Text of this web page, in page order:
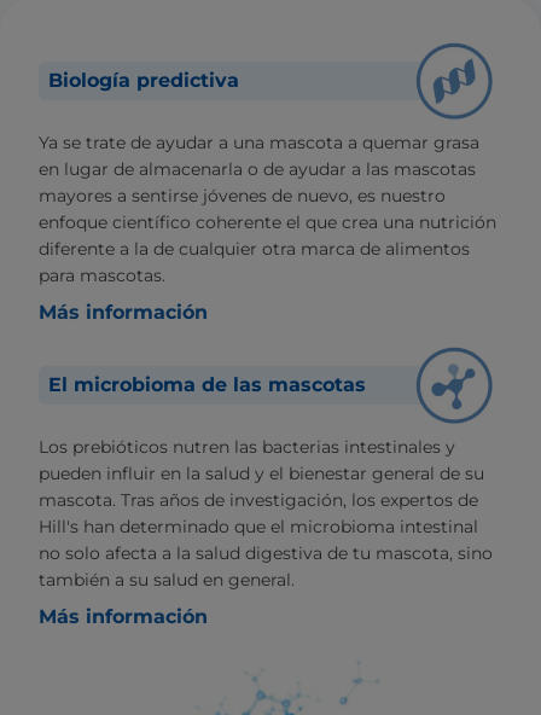
Biología predictiva
Ya se trate de ayudar a una mascota a quemar grasa
en lugar de almacenarla o de ayudar a las mascotas
mayores a sentirse jóvenes de nuevo, es nuestro
enfoque científico coherente el que crea una nutrición
diferente a la de cualquier otra marca de alimentos
para mascotas.
Más información
El microbioma de las mascotas
Los prebióticos nutren las bacterias intestinales y
pueden influir en la salud y el bienestar general de su
mascota. Tras años de investigación, los expertos de
Hill's han determinado que el microbioma intestinal
no solo afecta a la salud digestiva de tu mascota, sino
también a su salud en general.
Más información